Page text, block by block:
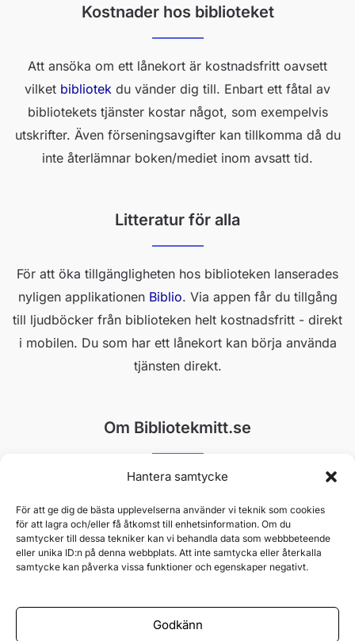
Hantera samtycke
För att ge dig de bästa upplevelserna använder vi teknik som cookies
för att lagra och/eller få åtkomst till enhetsinformation. Om du
samtycker till dessa tekniker kan vi behandla data som webbbeteende
eller unika ID:n på denna webbplats. Att inte samtycka eller återkalla
samtycke kan påverka vissa funktioner och egenskaper negativt.
Godkänn
Kostnader hos biblioteket
Att ansöka om ett lånekort är kostnadsfritt oavsett
vilket bibliotek du vänder dig till. Enbart ett fåtal av
bibliotekets tjänster kostar något, som exempelvis
utskrifter. Även förseningsavgifter kan tillkomma då du
inte återlämnar boken/mediet inom avsatt tid.
Litteratur för alla
För att öka tillgängligheten hos biblioteken lanserades
nyligen applikationen Biblio. Via appen får du tillgång
till ljudböcker från biblioteken helt kostnadsfritt - direkt
i mobilen. Du som har ett lånekort kan börja använda
tjänsten direkt.
Om Bibliotekmitt.se
Bibliotekmitt gör det enkelt att hitta rätt. Vi är en helt
oberoende plattform som drivs av passionerade
skribenter med djup insikt i bibliotekens värld. Vårt mål
är att ge dig pålitlig information, smarta tips och
opartiska guider till Sveriges alla bibliotekstjänster.